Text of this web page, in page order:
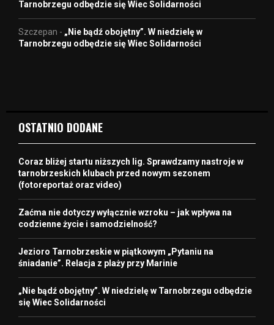
Tarnobrzegu odbędzie się Wiec Solidarności
Szczepan - „Nie bądź obojętny”. W niedzielę w
Tarnobrzegu odbędzie się Wiec Solidarności
OSTATNIO DODANE
Coraz bliżej startu niższych lig. Sprawdzamy nastroje w
tarnobrzeskich klubach przed nowym sezonem
(fotoreportaż oraz video)
Zaćma nie dotyczy wyłącznie wzroku – jak wpływa na
codzienne życie i samodzielność?
Jezioro Tarnobrzeskie w piątkowym „Pytaniu na
śniadanie”. Relacja z plaży przy Marinie
„Nie bądź obojętny”. W niedzielę w Tarnobrzegu odbędzie
się Wiec Solidarności